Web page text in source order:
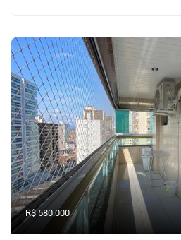
R$ 580.000